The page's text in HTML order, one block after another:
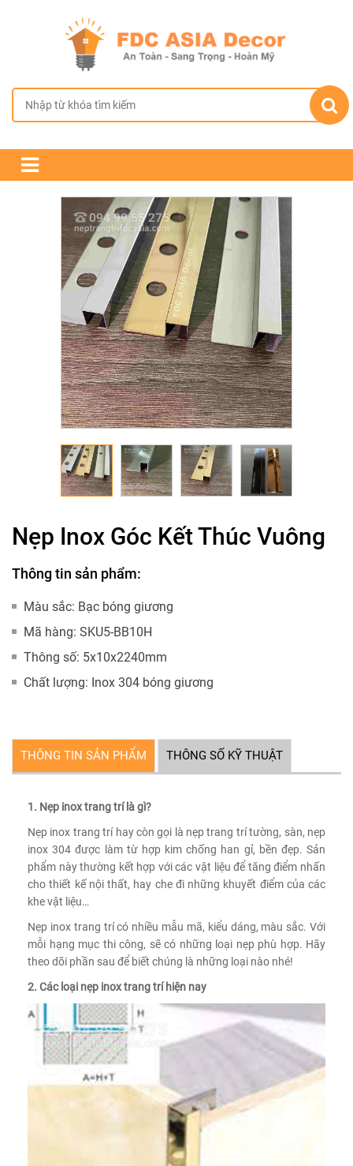
Nẹp Inox Góc Kết Thúc Vuông
Thông tin sản phẩm:
Màu sắc: Bạc bóng giương
Mã hàng: SKU5-BB10H
Thông số: 5x10x2240mm
Chất lượng: Inox 304 bóng giương
THÔNG TIN SẢN PHẨM THÔNG SỐ KỸ THUẬT
1. Nẹp inox trang trí là gì?
Nẹp inox trang trí hay còn gọi là nẹp trang trí tường, sàn, nẹp
inox 304 được làm từ hợp kim chống han gỉ, bền đẹp. Sản
phẩm này thường kết hợp với các vật liệu để tăng điểm nhấn
cho thiết kế nội thất, hay che đi những khuyết điểm của các
khe vật liệu…
Nẹp inox trang trí có nhiều mẫu mã, kiểu dáng, màu sắc. Với
mỗi hạng mục thi công, sẽ có những loại nẹp phù hợp. Hãy
theo dõi phần sau để biết chúng là những loại nào nhé!
2. Các loại nẹp inox trang trí hiện nay
TRANG CHỦ
GIỚI THIỆU
CHÍNH SÁCH BÁN HÀNG